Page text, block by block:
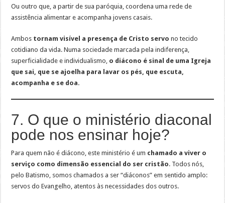
Ou outro que, a partir de sua paróquia, coordena uma rede de
assistência alimentar e acompanha jovens casais.
Ambos tornam visível a presença de Cristo servo no tecido
cotidiano da vida. Numa sociedade marcada pela indiferença,
superficialidade e individualismo, o diácono é sinal de uma Igreja
que sai, que se ajoelha para lavar os pés, que escuta,
acompanha e se doa.
7. O que o ministério diaconal
pode nos ensinar hoje?
Para quem não é diácono, este ministério é um chamado a viver o
serviço como dimensão essencial do ser cristão. Todos nós,
pelo Batismo, somos chamados a ser “diáconos” em sentido amplo:
servos do Evangelho, atentos às necessidades dos outros.